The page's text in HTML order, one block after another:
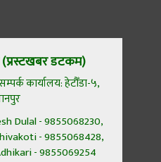
(प्रस्टखबर डटकम)
कार्यालय: हेटौँडा-५,
Dulal - 9855068230,
- 9855068428,
- 9855069254